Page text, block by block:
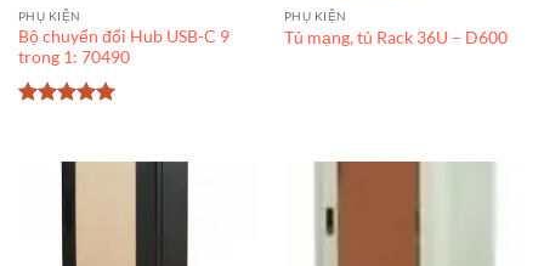
PHỤ KIỆN
Bộ chuyển đổi Hub USB-C 9
trong 1: 70490
PHỤ KIỆN
Tủ mạng, tủ Rack 36U – D600